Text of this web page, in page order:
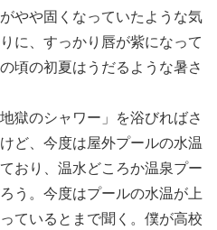
やや固くなっていたような気
に、すっかり唇が紫になって
頃の初夏はうだるような暑さ
獄のシャワー」を浴びればさ
ど、今度は屋外プールの水温
おり、温水どころか温泉プー
う。今度はプールの水温が上
ているとまで聞く。僕が高校